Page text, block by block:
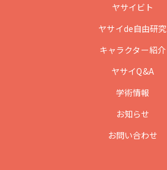
ヤサイビト
ヤサイde自由研究
キャラクター紹介
ヤサイQ&A
学術情報
お知らせ
お問い合わせ